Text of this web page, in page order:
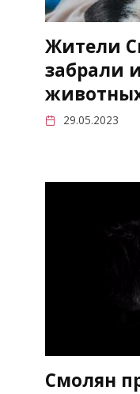
Жители
забрали
29.05.2023
Смолян